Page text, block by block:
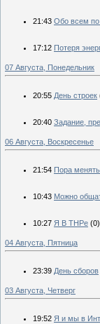
21:43 Обо всем по
17:12 Потеря
07 Августа, Понедельник
20:55 День строек
20:40 Задание,
06 Августа, Воскресенье
21:54 Пора
10:43 Можно
10:27 Я В ТНРе (0)
04 Августа, Пятница
23:39 День сборов
03 Августа, Четверг
19:52 Я и мы в